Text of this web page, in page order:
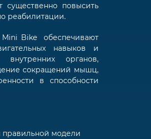
существенно повысить
реабилитации.
Bike обеспечивают
навыков и
органов,
сокращений мышц,
в способности
модели